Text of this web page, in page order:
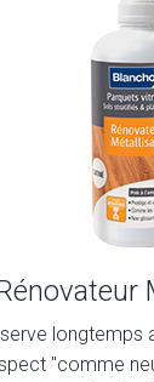
longtemps
"comme